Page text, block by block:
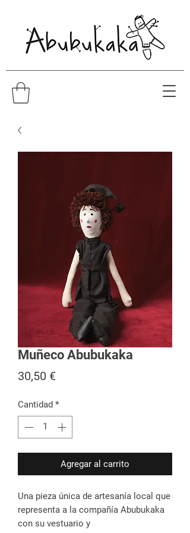
Muñeco Abubukaka
30,50 €Precio
Cantidad *
Agregar al carrito
Una pieza única de artesanía local que
representa a la compañía Abubukaka
con su vestuario y